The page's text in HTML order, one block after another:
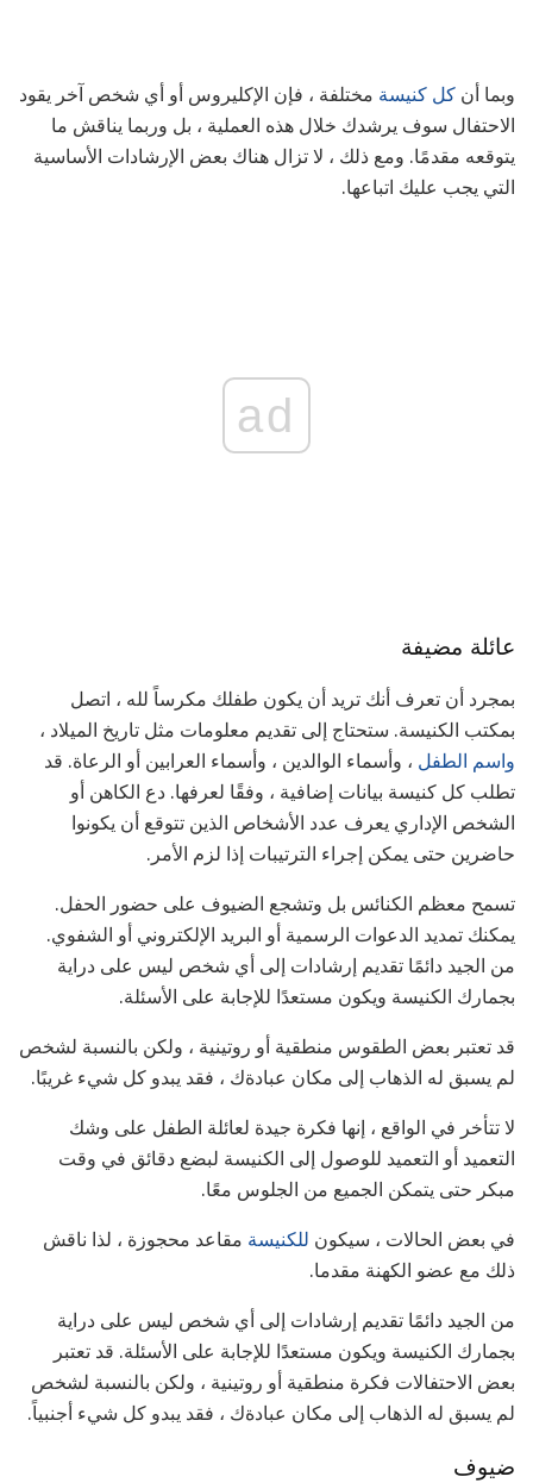
وبما أن كل كنيسة مختلفة ، فإن الإكليروس أو أي شخص آخر يقود
الاحتفال سوف يرشدك خلال هذه العملية ، بل وربما يناقش ما
يتوقعه مقدمًا. ومع ذلك ، لا تزال هناك بعض الإرشادات الأساسية
التي يجب عليك اتباعها.
ad
عائلة مضيفة
بمجرد أن تعرف أنك تريد أن يكون طفلك مكرساً لله ، اتصل
بمكتب الكنيسة. ستحتاج إلى تقديم معلومات مثل تاريخ الميلاد ،
واسم الطفل ، وأسماء الوالدين ، وأسماء العرابين أو الرعاة. قد
تطلب كل كنيسة بيانات إضافية ، وفقًا لعرفها. دع الكاهن أو
الشخص الإداري يعرف عدد الأشخاص الذين تتوقع أن يكونوا
حاضرين حتى يمكن إجراء الترتيبات إذا لزم الأمر.
تسمح معظم الكنائس بل وتشجع الضيوف على حضور الحفل.
يمكنك تمديد الدعوات الرسمية أو البريد الإلكتروني أو الشفوي.
من الجيد دائمًا تقديم إرشادات إلى أي شخص ليس على دراية
بجمارك الكنيسة ويكون مستعدًا للإجابة على الأسئلة.
قد تعتبر بعض الطقوس منطقية أو روتينية ، ولكن بالنسبة لشخص
لم يسبق له الذهاب إلى مكان عبادةك ، فقد يبدو كل شيء غريبًا.
لا تتأخر في الواقع ، إنها فكرة جيدة لعائلة الطفل على وشك
التعميد أو التعميد للوصول إلى الكنيسة لبضع دقائق في وقت
مبكر حتى يتمكن الجميع من الجلوس معًا.
في بعض الحالات ، سيكون للكنيسة مقاعد محجوزة ، لذا ناقش
ذلك مع عضو الكهنة مقدما.
من الجيد دائمًا تقديم إرشادات إلى أي شخص ليس على دراية
بجمارك الكنيسة ويكون مستعدًا للإجابة على الأسئلة. قد تعتبر
بعض الاحتفالات فكرة منطقية أو روتينية ، ولكن بالنسبة لشخص
لم يسبق له الذهاب إلى مكان عبادةك ، فقد يبدو كل شيء أجنبياً.
ضيوف